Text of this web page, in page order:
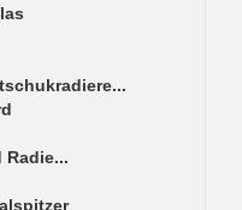
Radie...